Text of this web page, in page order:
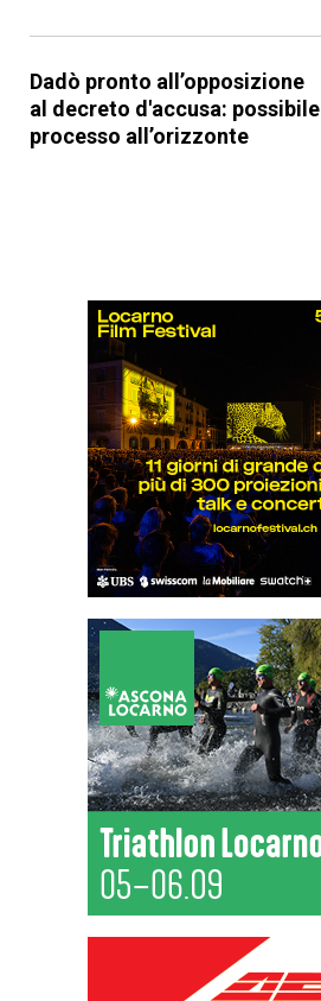
Dadò pronto all’opposizione
al decreto d'accusa: possibile
processo all’orizzonte